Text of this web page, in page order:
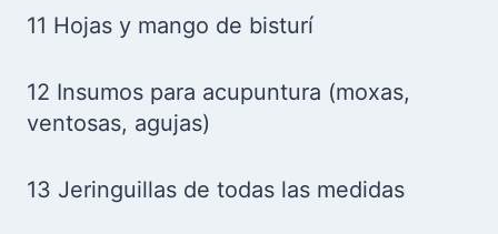
11 Hojas y mango de bisturí
12 Insumos para acupuntura (moxas,
ventosas, agujas)
13 Jeringuillas de todas las medidas